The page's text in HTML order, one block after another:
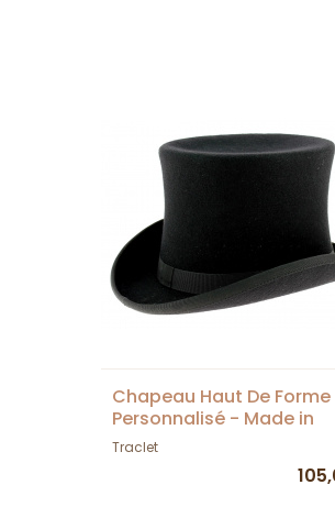
Chapeau Haut De Forme
Personnalisé - Made in
France - Traclet
Traclet